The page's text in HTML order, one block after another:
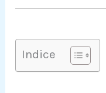
Indice